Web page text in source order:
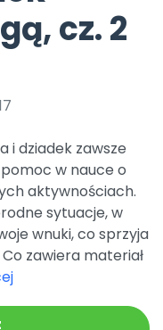
cz. 2
i dziadek zawsze
w nauce o
aktywnościach.
sytuacje, w
wnuki, co sprzyja
zawiera materiał